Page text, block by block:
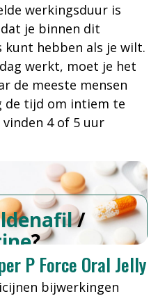
werkingsduur is
je binnen dit
kunt hebben als je wilt.
werkt, moet je het
de meeste mensen
de tijd om intiem te
4 of 5 uur
/
?
P Force Oral Jelly
bijwerkingen